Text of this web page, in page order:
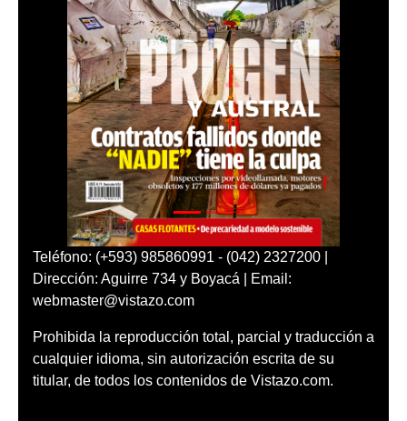
Teléfono: (+593) 985860991 - (042) 2327200 |
Dirección: Aguirre 734 y Boyacá | Email:
webmaster@vistazo.com
Prohibida la reproducción total, parcial y traducción a
cualquier idioma, sin autorización escrita de su
titular, de todos los contenidos de Vistazo.com.